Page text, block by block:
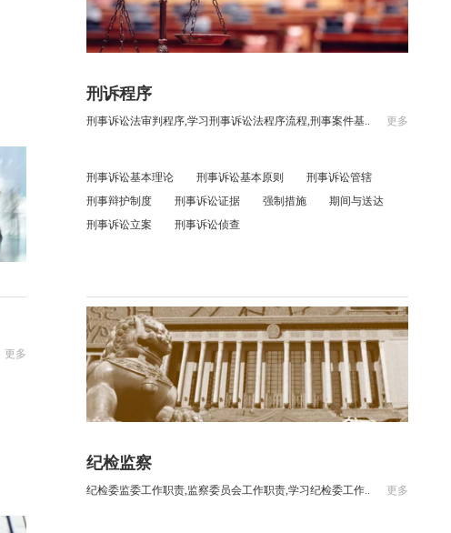
刑诉程序
更多
刑事诉讼法审判程序,学习刑事诉讼法程序流程,刑事案件基..
刑事诉讼基本理论 刑事诉讼基本原则
刑事诉讼管辖
刑事辩护制度
刑事诉讼证据 强制措施
期间与送达
刑事诉讼立案
刑事诉讼侦查
更多
纪检监察
更多
纪检委监委工作职责,监察委员会工作职责,学习纪检委工作..